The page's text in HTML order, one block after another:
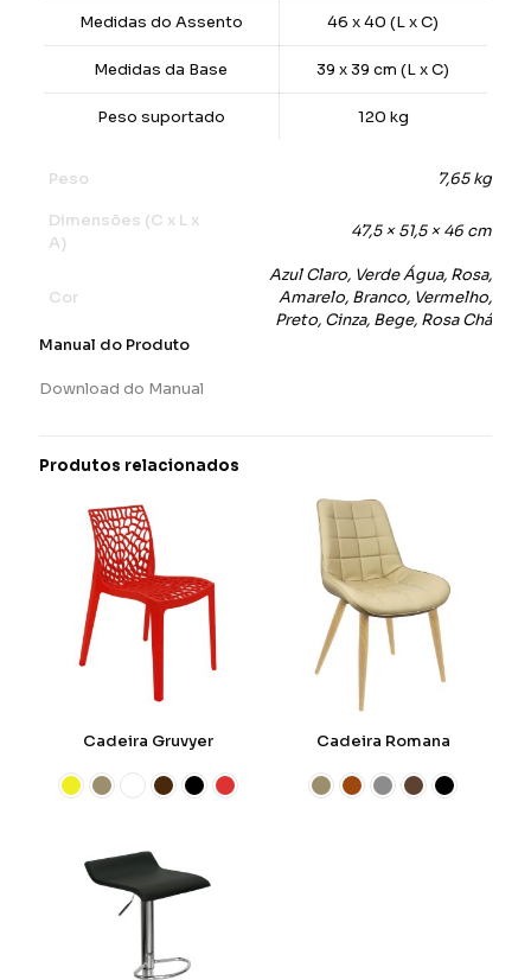
Medidas do Assento 46 x 40 (L x C)
Medidas da Base 39 x 39 cm (L x C)
Peso suportado 120 kg
Peso 7,65 kg
Dimensões (C x L x
A)
47,5 × 51,5 × 46 cm
Cor
Azul Claro, Verde Água, Rosa,
Amarelo, Branco, Vermelho,
Preto, Cinza, Bege, Rosa Chá
Manual do Produto
Download do Manual
Produtos relacionados
Cadeira Gruvyer Cadeira Romana